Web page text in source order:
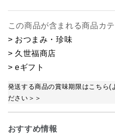
この商品が含まれる商品カテ
> おつまみ・珍味
> 久世福商店
> eギフト
発送する商品の賞味期限はこちら(
ださい＞＞
おすすめ情報